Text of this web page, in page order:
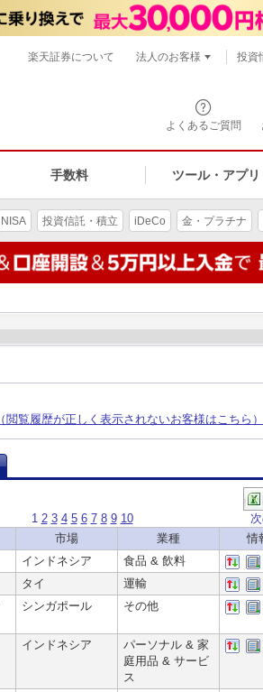
よくあるご質問
手数料 ツール・アプリ
楽天証券について 法人のお客様 投資
NISA 投資信託・積立 iDeCo 金・プラチナ
（閲覧履歴が正しく表示されないお客様はこちら）